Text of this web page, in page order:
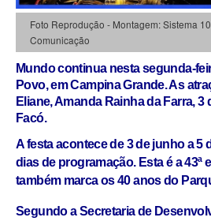
Foto Reprodução - Montagem: Sistema
Comunicação
Mundo continua nesta segunda-
Povo, em Campina Grande. As
Eliane, Amanda Rainha da Farra,
Facó.
A festa acontece de 3 de junho a 5
dias de programação. Esta é a 43ª
também marca os 40 anos do
Segundo a Secretaria de